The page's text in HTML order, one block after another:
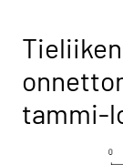
tammi-